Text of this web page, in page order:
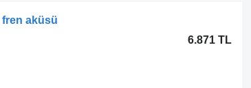
aküsü
6.871 TL